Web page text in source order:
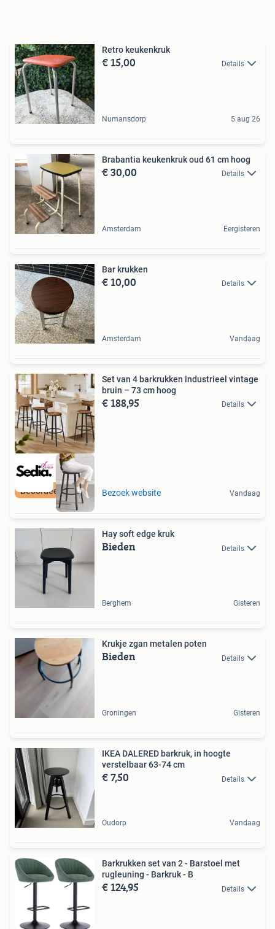
Retro keukenkruk
€ 15,00 Details
Numansdorp 5 aug 26
Brabantia keukenkruk oud 61 cm hoog
€ 30,00 Details
Amsterdam Eergisteren
Bar krukken
€ 10,00 Details
Amsterdam Vandaag
Beoordeeld met 9+
Set van 4 barkrukken industrieel vintage
bruin – 73 cm hoog
€ 188,95 Details
Bezoek website Vandaag
Hay soft edge kruk
Bieden Details
Berghem Gisteren
Krukje zgan metalen poten
Bieden Details
Groningen Gisteren
IKEA DALERED barkruk, in hoogte
verstelbaar 63-74 cm
€ 7,50 Details
Oudorp Vandaag
Barkrukken set van 2 - Barstoel met
rugleuning - Barkruk - B
€ 124,95 Details